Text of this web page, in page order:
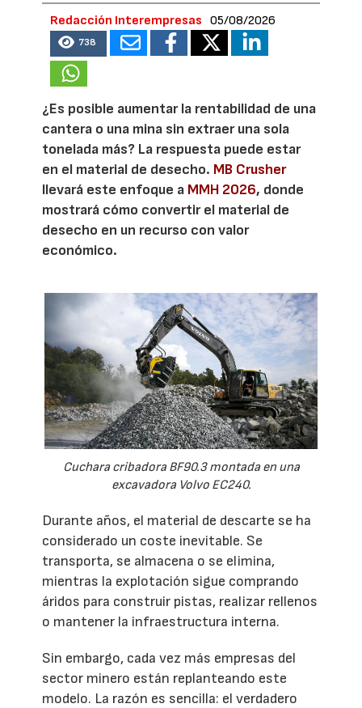
Redacción Interempresas 05/08/2026
738
¿Es posible aumentar la rentabilidad de una
cantera o una mina sin extraer una sola
tonelada más? La respuesta puede estar
en el material de desecho. MB Crusher
llevará este enfoque a MMH 2026, donde
mostrará cómo convertir el material de
desecho en un recurso con valor
económico.
Cuchara cribadora BF90.3 montada en una
excavadora Volvo EC240.
Durante años, el material de descarte se ha
considerado un coste inevitable. Se
transporta, se almacena o se elimina,
mientras la explotación sigue comprando
áridos para construir pistas, realizar rellenos
o mantener la infraestructura interna.
Sin embargo, cada vez más empresas del
sector minero están replanteando este
modelo. La razón es sencilla: el verdadero